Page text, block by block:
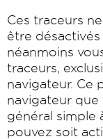
Ces traceurs
être
néanmoins
traceurs,
navigateur. Ce
navigateur que
général simple
pouvez soit